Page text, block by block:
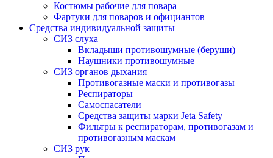
Костюмы рабочие для повара
Фартуки для поваров и официантов
Средства индивидуальной защиты
СИЗ слуха
Вкладыши противошумные (беруши)
Наушники противошумные
СИЗ органов дыхания
Противогазные маски и противогазы
Респираторы
Самоспасатели
Средства защиты марки Jeta Safety
Фильтры к респираторам, противогазам и
противогазным маскам
СИЗ рук